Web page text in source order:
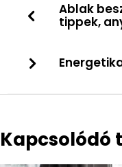
Ablak
tippek,